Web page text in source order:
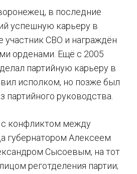
в последние
успешную карьеру в
участник СВО и награждён
орденами. Ещё с 2005
партийную карьеру в
исполком, но позже был
партийного руководства.
конфликтом между
губернатором Алексеем
Сысоевым, на тот
реготделения партии;